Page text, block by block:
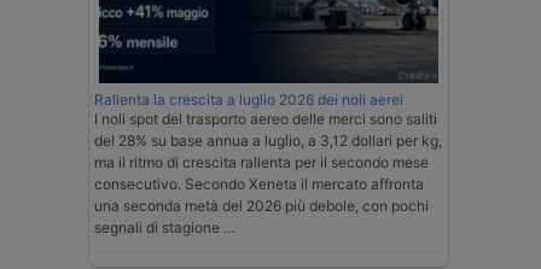
Rallenta la crescita a luglio 2026 dei noli aerei
I noli spot del trasporto aereo delle merci sono saliti
del 28% su base annua a luglio, a 3,12 dollari per kg,
ma il ritmo di crescita rallenta per il secondo mese
consecutivo. Secondo Xeneta il mercato affronta
una seconda metà del 2026 più debole, con pochi
segnali di stagione …